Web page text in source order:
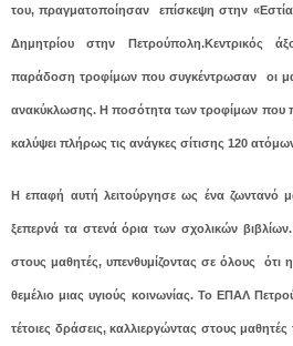
του, πραγματοποίησαν επίσκεψη στην
Δημητρίου στην Πετρούπολη.Κεντρικός
παράδοση τροφίμων που συγκέντρωσαν οι
ανακύκλωσης. Η ποσότητα των τροφίμων που
καλύψει πλήρως τις ανάγκες σίτισης 120
Η επαφή αυτή λειτούργησε ως ένα ζωντανό
ξεπερνά τα στενά όρια των σχολικών
στους μαθητές, υπενθυμίζοντας σε όλους ότι
θεμέλιο μιας υγιούς κοινωνίας. Το ΕΠΑΛ
τέτοιες δράσεις, καλλιεργώντας στους